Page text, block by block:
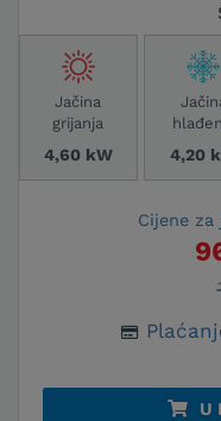
Jačina
grijanja
4,60 kW 4,20
Cijene
U